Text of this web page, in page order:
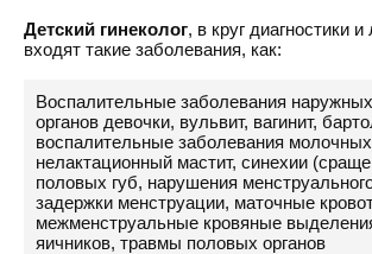
Детский гинеколог, в круг диагностики
входят такие заболевания, как:
Воспалительные заболевания
органов девочки, вульвит, вагинит,
воспалительные заболевания
нелактационный мастит, синехии
половых губ, нарушения
задержки менструации, маточные
межменструальные кровяные
яичников, травмы половых органов